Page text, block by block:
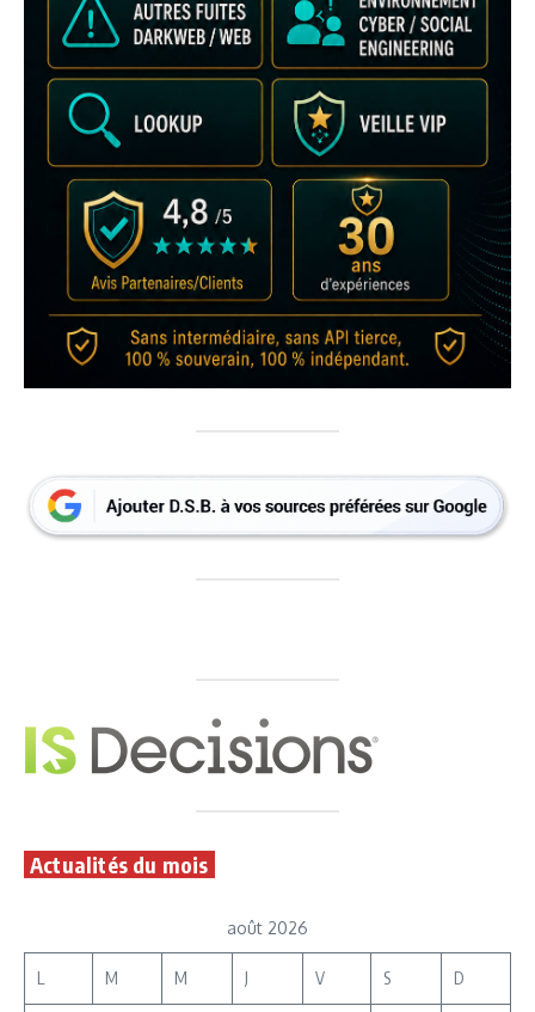
Actualités du mois
août 2026
L M M J V S D